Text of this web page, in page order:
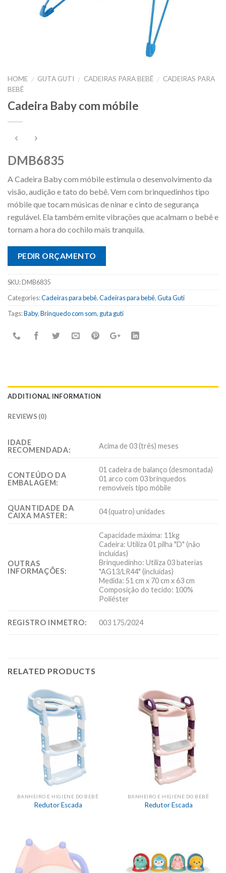
HOME / GUTA GUTI / CADEIRAS PARA BEBÊ / CADEIRAS PARA
BEBÊ
Cadeira Baby com móbile
DMB6835
A Cadeira Baby com móbile estimula o desenvolvimento da
visão, audição e tato do bebê. Vem com brinquedinhos tipo
móbile que tocam músicas de ninar e cinto de segurança
regulável. Ela também emite vibrações que acalmam o bebê e
tornam a hora do cochilo mais tranquila.
PEDIR ORÇAMENTO
SKU:DMB6835
Categories:Cadeiras para bebê,Cadeiras para bebê,Guta Guti
Tags:Baby,Brinquedo com som, guta guti
ADDITIONAL INFORMATION
REVIEWS (0)
IDADE
RECOMENDADA:
Acima de 03 (três) meses
CONTEÚDO DA
EMBALAGEM:
01 cadeira de balanço (desmontada)
01 arco com 03 brinquedos
removíveis tipo móbile
QUANTIDADE DA
CAIXA MASTER:
04 (quatro) unidades
OUTRAS
INFORMAÇÕES:
Capacidade máxima: 11kg
Cadeira: Utiliza 01 pilha "D" (não
incluídas)
Brinquedinho: Utiliza 03 baterias
"AG13/LR44" (incluídas)
Medida: 51 cm x 70 cm x 63 cm
Composição do tecido: 100%
Poliéster
REGISTRO INMETRO: 003 175/2024
RELATED PRODUCTS
BANHEIRO E HIGIENE DO BEBÊ
Redutor Escada
BANHEIRO E HIGIENE DO BEBÊ
Redutor Escada